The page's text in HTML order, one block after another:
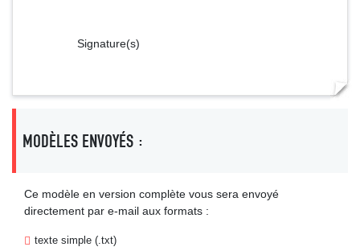
Signature(s)
MODÈLES ENVOYÉS :
Ce modèle en version complète vous sera envoyé
directement par e-mail aux formats :
texte simple (.txt)